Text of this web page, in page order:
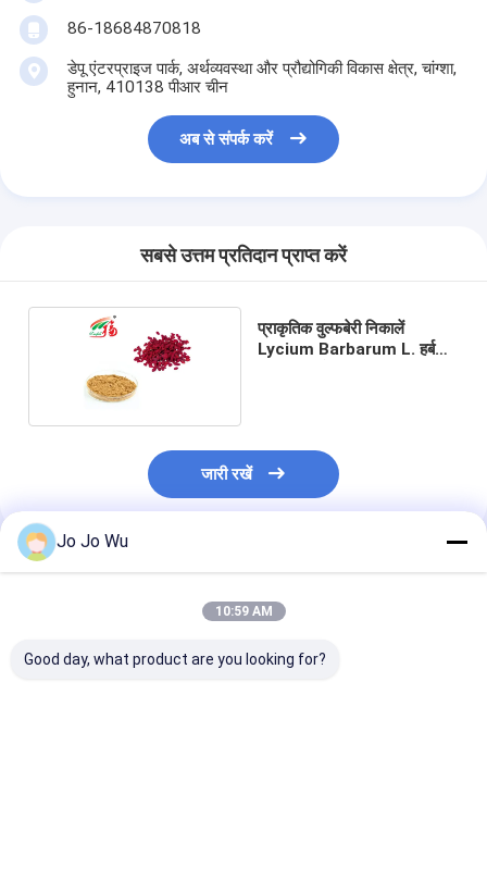
86-18684870818
डेपू एंटरप्राइज पार्क, अर्थव्यवस्था और प्रौद्योगिकी विकास क्षेत्र, चांग्शा,
हुनान, 410138 पीआर चीन
अब से संपर्क करें
सबसे उत्तम प्रतिदान प्राप्त करें
प्राकृतिक वुल्फबेरी निकालें
Lycium Barbarum L. हर्बल
जारी रखें
अनुशंसित उत्पाद
Jo Jo Wu
10:59 AM
Good day, what product are you looking for?